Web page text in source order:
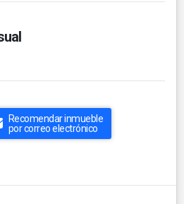
Recomendar inmueble
por correo electrónico